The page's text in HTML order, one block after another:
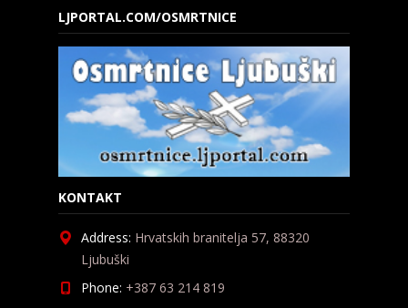
LJPORTAL.COM/OSMRTNICE
KONTAKT
Address: Hrvatskih branitelja 57, 88320
Ljubuški
Phone: +387 63 214 819